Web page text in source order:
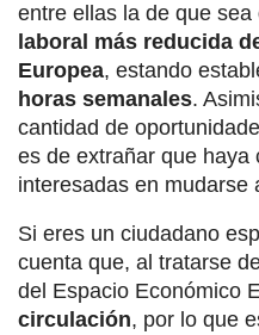
entre ellas la de que sea
laboral más reducida
Europea, estando
horas semanales.
cantidad de
es de extrañar que haya
interesadas en mudarse
Si eres un ciudadano
cuenta que, al tratarse
del Espacio Económico
circulación, por lo que